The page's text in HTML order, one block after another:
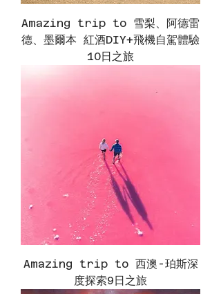
Amazing trip to 雪梨、阿德雷
德、墨爾本 紅酒DIY+飛機自駕體驗
10日之旅
Amazing trip to 西澳-珀斯深
度探索9日之旅